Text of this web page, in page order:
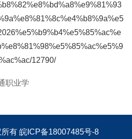
12790/
职业学
所有 皖ICP备18007485号-8